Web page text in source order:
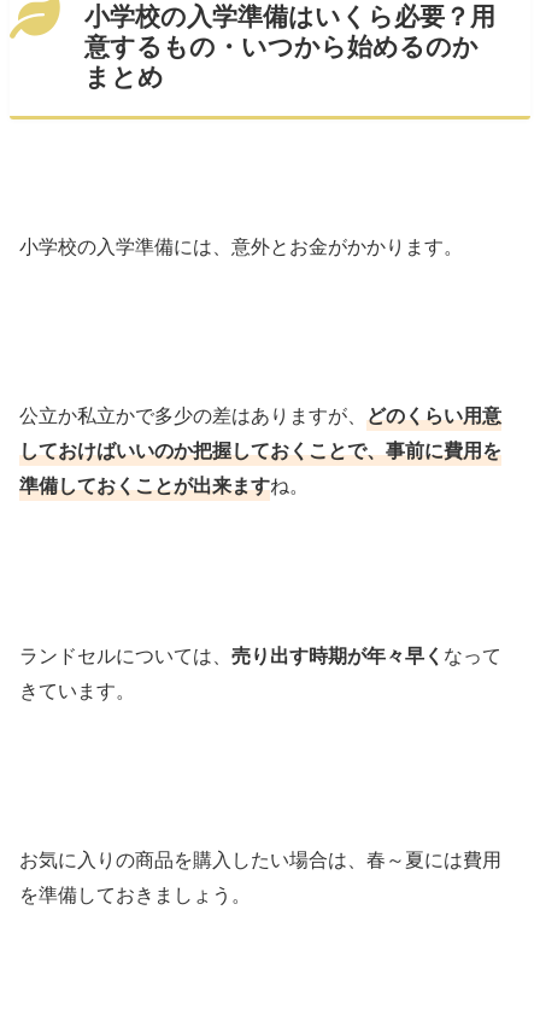
小学校の入学準備はいくら必要？用
意するもの・いつから始めるのか
まとめ
小学校の入学準備には、意外とお金がかかります。
公立か私立かで多少の差はありますが、どのくらい用意
しておけばいいのか把握しておくことで、事前に費用を
準備しておくことが出来ますね。
ランドセルについては、売り出す時期が年々早く なって
きています。
お気に入りの商品を購入したい場合は、春～夏には費用
を準備しておきましょう。